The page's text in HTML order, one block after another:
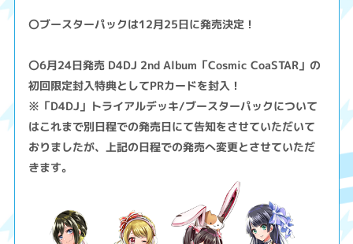
〇ブースターパックは12月25日に発売決定！
〇6月24日発売 D4DJ 2nd Album「Cosmic CoaSTAR」の
初回限定封入特典としてPRカードを封入！
※「D4DJ」トライアルデッキ/ブースターパックについて
はこれまで別日程での発売日にて告知をさせていただいて
おりましたが、上記の日程での発売へ変更とさせていただ
きます。